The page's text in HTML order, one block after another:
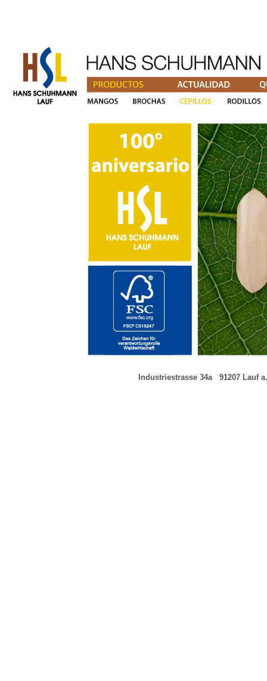
Industriestrasse 34a--- 91207 Lauf